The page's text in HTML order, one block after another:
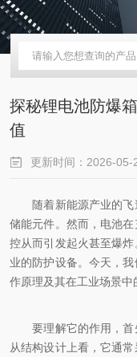
探秘锂电池防爆
值
更新时间：2026-05-
随着新能源产业的飞
储能元件。然而，电池
控从而引发起火甚至爆
业的防护设备。今天，
作原理及其在工业场景中
要理解它的作用，首
从结构设计上看，它通